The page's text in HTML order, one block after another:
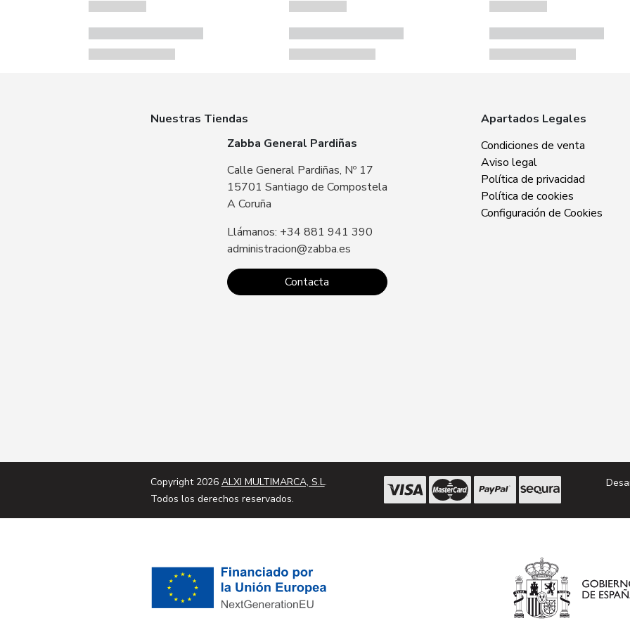
Nuestras Tiendas
Zabba General Pardiñas
Calle General Pardiñas, Nº 17
15701 Santiago de Compostela
A Coruña
Llámanos: +34 881 941 390
administracion@zabba.es
Contacta
Zabba Area
15707 Santiago
Sin especificar
Apartados Legales
Condiciones de venta
Aviso legal
Política de privacidad
Política de cookies
Configuración de Cookies
Copyright 2026 ALXI MULTIMARCA, S.L.
Todos los derechos reservados.